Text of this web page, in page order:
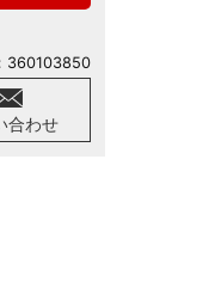
合わせ
360103850